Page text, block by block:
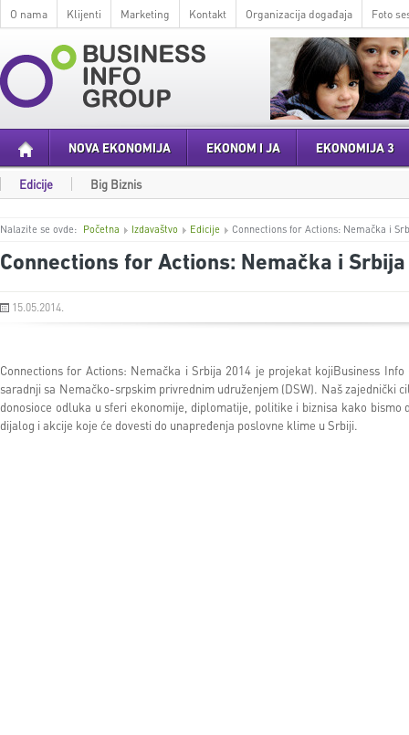
O nama Klijenti Marketing Kontakt Organizacija događaja Foto
NOVA EKONOMIJA EKONOM I JA EKONOMIJA 3
Edicije Big Biznis
Nalazite se ovde: Početna Izdavaštvo Edicije Connections for Actions: Nemačka i
Connections for Actions: Nemačka i
15.05.2014.
Connections for Actions: Nemačka i Srbija 2014 je projekat kojiBusiness Info
saradnji sa Nemačko-srpskim privrednim udruženjem (DSW). Naš zajednički
donosioce odluka u sferi ekonomije, diplomatije, politike i biznisa kako bismo
dijalog i akcije koje će dovesti do unapređenja poslovne klime u Srbiji.